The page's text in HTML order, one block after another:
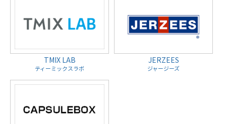
TMIX LAB
ティーミックスラボ
JERZEES
ジャージーズ